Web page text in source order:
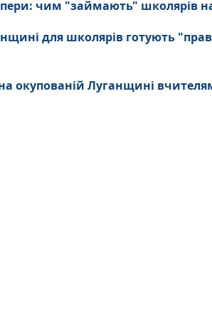
чим "займають" школярів
для школярів готують
на окупованій Луганщині